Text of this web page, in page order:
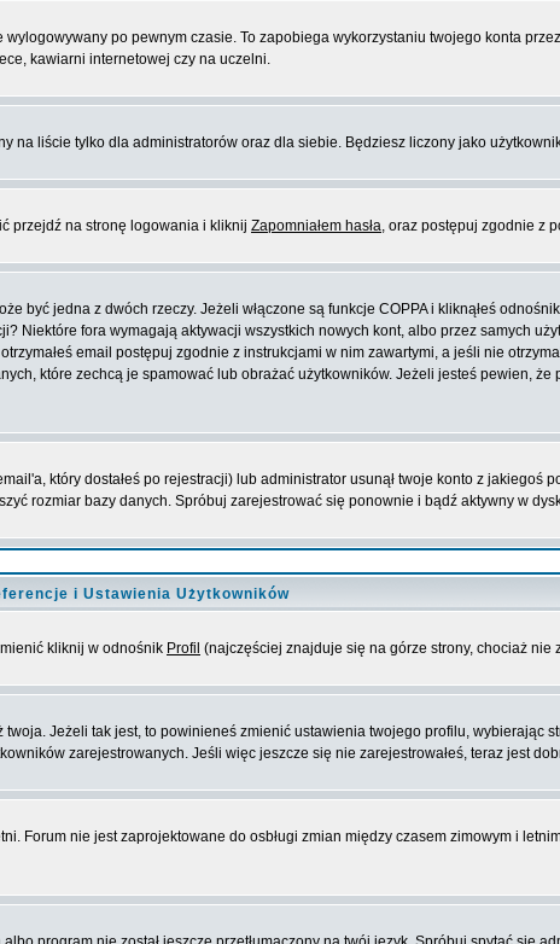
po pewnym czasie. To zapobiega wykorzystaniu twojego konta
kawiarni internetowej czy na uczelni.
na liście tylko dla administratorów oraz dla siebie. Będziesz liczony jako
przejdź na stronę logowania i kliknij Zapomniałem hasła, oraz postępuj zgodnie z
być jedna z dwóch rzeczy. Jeżeli włączone są funkcje COPPA i kliknąłeś odnośnik
Niektóre fora wymagają aktywacji wszystkich nowych kont, albo przez samych
email postępuj zgodnie z instrukcjami w nim zawartymi, a jeśli nie
które zechcą je spamować lub obrażać użytkowników. Jeżeli jesteś pewien, że
który dostałeś po rejestracji) lub administrator usunął twoje konto z jakiegoś
rozmiar bazy danych. Spróbuj zarejestrować się ponownie i bądź aktywny w
i Ustawienia Użytkowników
kliknij w odnośnik Profil (najczęściej znajduje się na górze strony, chociaż
Jeżeli tak jest, to powinieneś zmienić ustawienia twojego profilu, wybierając
zarejestrowanych. Jeśli więc jeszcze się nie zarejestrowałeś, teraz jest
Forum nie jest zaprojektowane do osbługi zmian między czasem zimowym i